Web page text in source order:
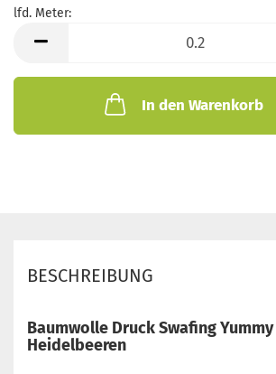
lfd. Meter:
Meter
In den Warenkorb
BESCHREIBUNG
Baumwolle Druck Swafing
Heidelbeeren